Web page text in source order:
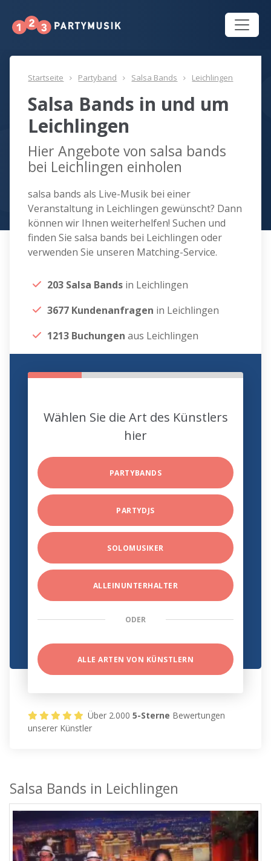
Startseite Partyband Salsa Bands Leichlingen
Salsa Bands in und um
Leichlingen
Hier Angebote von salsa bands
bei Leichlingen einholen
salsa bands als Live-Musik bei einer
Veranstaltung in Leichlingen gewünscht? Dann
können wir Ihnen weiterhelfen! Suchen und
finden Sie salsa bands bei Leichlingen oder
verwenden Sie unseren Matching-Service.
203 Salsa Bands in Leichlingen
3677 Kundenanfragen in Leichlingen
1213 Buchungen aus Leichlingen
Wählen Sie die Art des Künstlers
hier
PARTYBANDS
PARTYDJS
SOLOMUSIKER
ALLEINUNTERHALTER
ODER
ALLE ARTEN VON KÜNSTLERN
Über 2.0005-Sterne Bewertungen
unserer Künstler
Salsa Bands in Leichlingen